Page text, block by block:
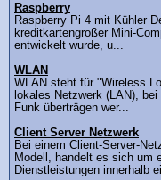
Raspberry
Raspberry Pi 4 mit Kühler
kreditkartengroßer Mini-
entwickelt wurde, u...
WLAN
WLAN steht für "Wireless
lokales Netzwerk (LAN),
Funk überträgen wer...
Client Server Netzwerk
Bei einem Client-Server-
Modell, handelt es sich um
Dienstleistungen innerhalb